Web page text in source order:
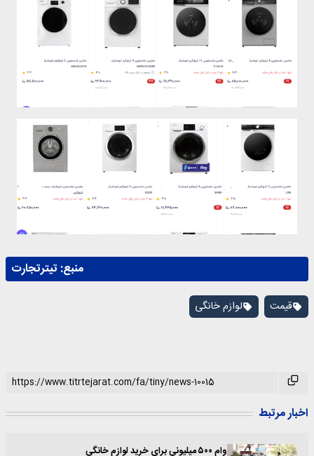
منبع: تیترتجارت
قیمت لوازم خانگی
اخبار مرتبط
وام ۵۰۰ میلیونی برای خرید لوازم خانگی‌